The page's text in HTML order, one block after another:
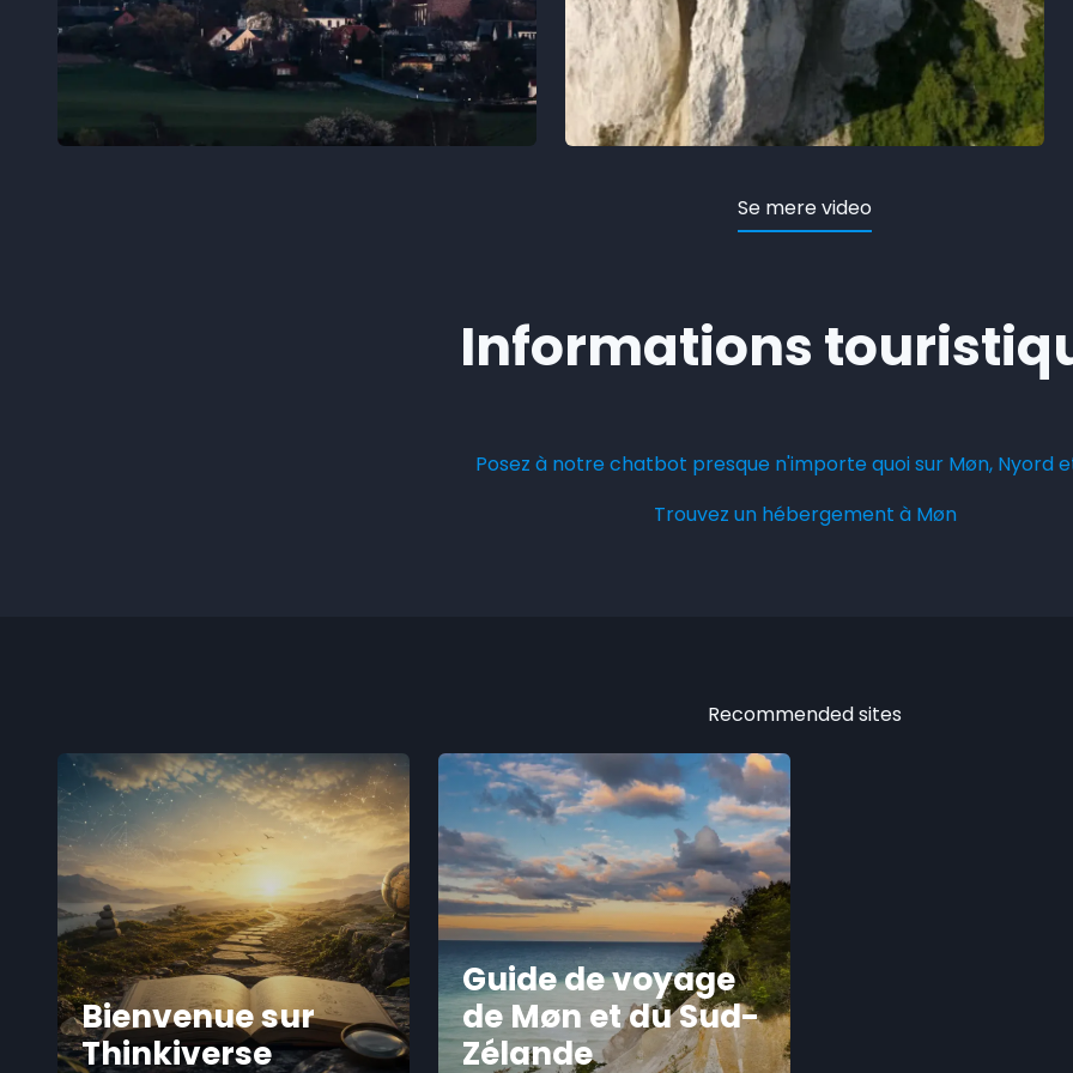
Se mere video
Informations
Posez à notre chatbot presque n'importe quoi sur Møn, Nyord
Trouvez un hébergement à Møn
Recommended sites
Bienvenue sur
Thinkiverse
Guide de voyage
de Møn et du Sud-
Zélande